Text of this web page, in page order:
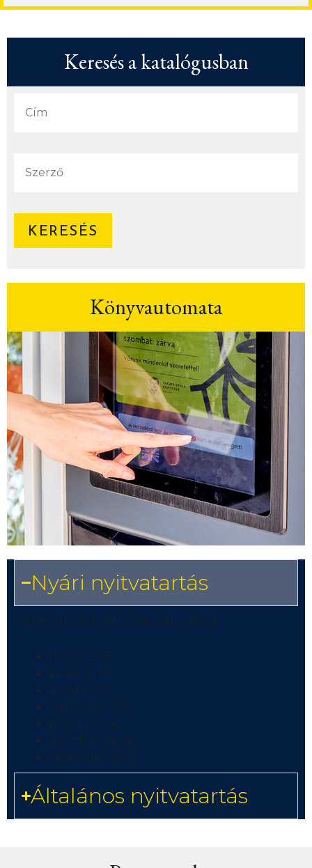
Keresés a katalógusban
Könyvautomata
Nyári nyitvatartás
2026. június 15-től augusztus 30-ig:
hétfő: 12-18
kedd: 12-16
szerda: 9-16
csütörtök: 9-16
péntek: 9-14
szombat: zárva
vasárnap: zárva
Általános nyitvatartás